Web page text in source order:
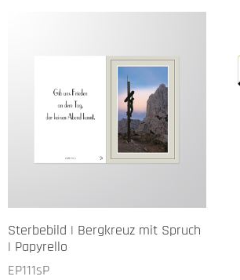
Sterbebild | Bergkreuz mit Spruch
| Papyrello
EP111sP